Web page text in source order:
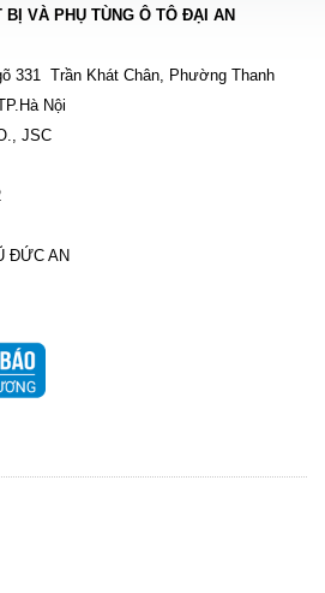
BỊ VÀ PHỤ TÙNG Ô TÔ ĐẠI AN
331 Trần Khát Chân, Phường Thanh
Nội
JSC
ĐỨC AN